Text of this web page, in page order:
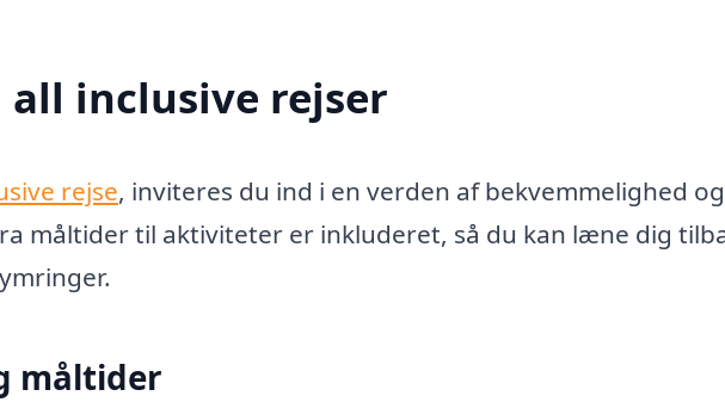
all inclusive rejser
rejse, inviteres du ind i en verden af bekvemmelighed og
måltider til aktiviteter er inkluderet, så du kan læne dig
måltider